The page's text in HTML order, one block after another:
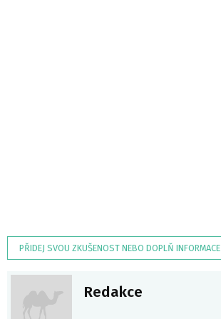
PŘIDEJ SVOU ZKUŠENOST NEBO DOPLŇ INFORMACE
Redakce